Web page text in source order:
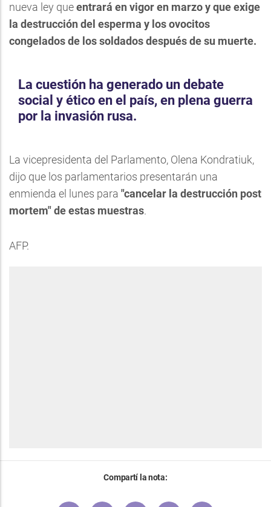
nueva ley queentrará en vigor en marzo y que exige
la destrucción del esperma y los ovocitos
congelados de los soldados después de su muerte.
La cuestión ha generado un debate
social y ético en el país, en plena guerra
por la invasión rusa.
La vicepresidenta del Parlamento, Olena Kondratiuk,
dijo que los parlamentarios presentarán una
enmienda el lunes para "cancelar la destrucción post
mortem" de estas muestras.
AFP.
Compartí la nota: